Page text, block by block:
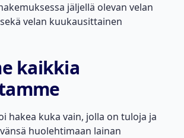
jäljellä olevan velan
velan kuukausittainen
kaikkia
hakea kuka vain, jolla on tuloja ja
huolehtimaan lainan